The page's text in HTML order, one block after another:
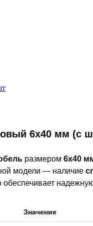
6х40 мм (с
размером 6х40
модели — наличие
Значение